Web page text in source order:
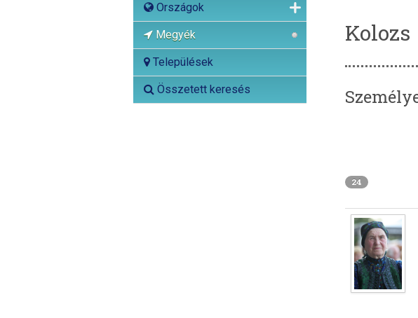
Országok
Megyék
Települések
Összetett keresés
Kolozs
24